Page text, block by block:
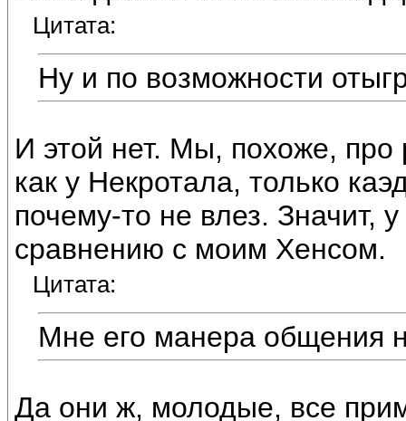
Цитата:
Ну и по возможности
И этой нет. Мы, похоже,
как у Некротала, только
почему-то не влез. Значит,
сравнению с моим Хенсом.
Цитата:
Мне его манера общения
Да они ж, молодые, все